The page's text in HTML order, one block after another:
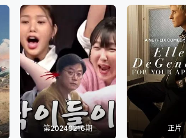
探班)20251228(加更版)20251226(超前探班)
班) 20251207(特别企划)20251206(冰雪特辑)
20251121(超前探班)20251121(超前探班)
企划)20251102(加更版) 20251101
20251017(超前探班)20251015(不基础的上班秀)
第20240216期 正片